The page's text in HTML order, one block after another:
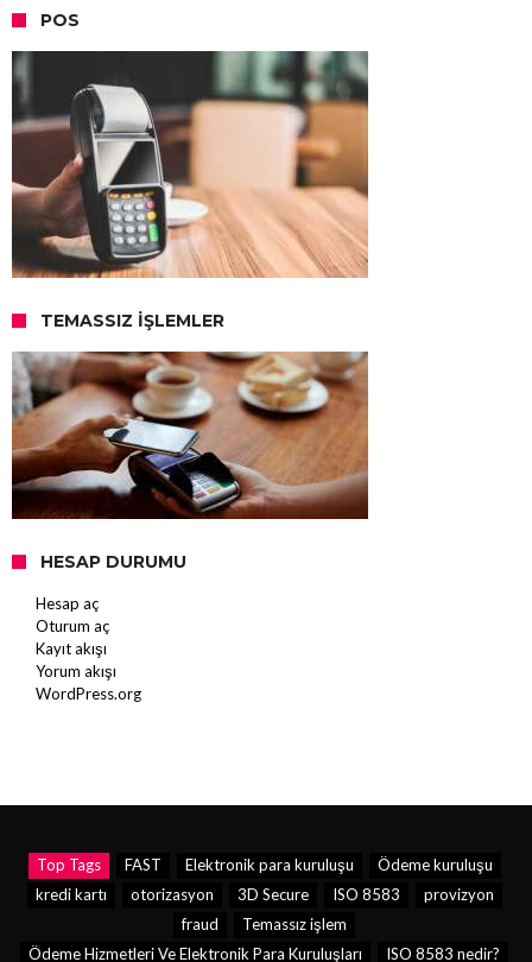
POS
TEMASSIZ İŞLEMLER
HESAP DURUMU
Hesap aç
Oturum aç
Kayıt akışı
Yorum akışı
WordPress.org
Top Tags FAST Elektronik para kuruluşu
Ödeme kuruluşu
kredi kartı
otorizasyon 3D Secure ISO 8583
provizyon
fraud
Temassız işlem
Ödeme Hizmetleri Ve Elektronik Para Kuruluşları
ISO 8583 nedir?